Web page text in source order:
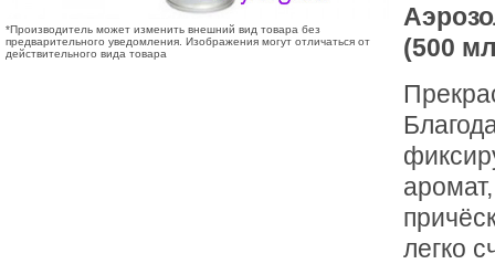
*Производитель может изменить внешний вид товара без
предварительного уведомления. Изображения могут отличаться от
действительного вида товара
(500
легко